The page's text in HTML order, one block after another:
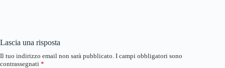
Lascia una risposta
Il tuo indirizzo email non sarà pubblicato. I campi obbligatori sono
contrassegnati *